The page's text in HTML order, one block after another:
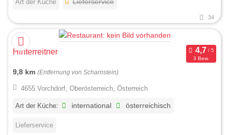
Art der Küche Lieferservice
34
Hinterreitner
3 Bew.
9,8 km (Entfernung von Scharnstein)
4655 Vorchdorf, Oberösterreich, Österreich
Art der Küche: international österreichisch
Lieferservice